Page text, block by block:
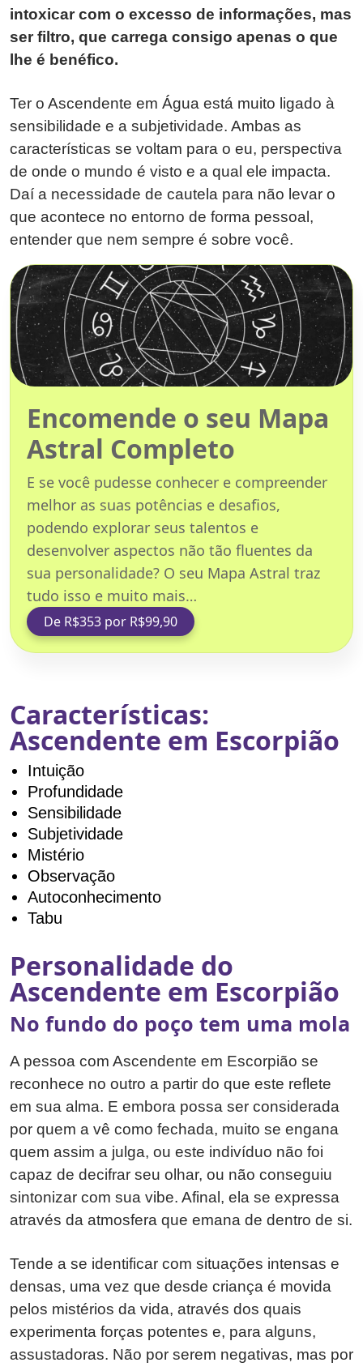
intoxicar com o excesso de informações, mas
ser filtro, que carrega consigo apenas o que
lhe é benéfico.
Ter o Ascendente em Água está muito ligado à
sensibilidade e a subjetividade. Ambas as
características se voltam para o eu, perspectiva
de onde o mundo é visto e a qual ele impacta.
Daí a necessidade de cautela para não levar o
que acontece no entorno de forma pessoal,
entender que nem sempre é sobre você.
Encomende o seu Mapa
Astral Completo
E se você pudesse conhecer e compreender
melhor as suas potências e desafios,
podendo explorar seus talentos e
desenvolver aspectos não tão fluentes da
sua personalidade? O seu Mapa Astral traz
tudo isso e muito mais…
De R$353 por R$99,90
Características:
Ascendente em Escorpião
Intuição
Profundidade
Sensibilidade
Subjetividade
Mistério
Observação
Autoconhecimento
Tabu
Personalidade do
Ascendente em Escorpião
No fundo do poço tem uma mola
A pessoa com Ascendente em Escorpião se
reconhece no outro a partir do que este reflete
em sua alma. E embora possa ser considerada
por quem a vê como fechada, muito se engana
quem assim a julga, ou este indivíduo não foi
capaz de decifrar seu olhar, ou não conseguiu
sintonizar com sua vibe. Afinal, ela se expressa
através da atmosfera que emana de dentro de si.
Tende a se identificar com situações intensas e
densas, uma vez que desde criança é movida
pelos mistérios da vida, através dos quais
experimenta forças potentes e, para alguns,
assustadoras. Não por serem negativas, mas por